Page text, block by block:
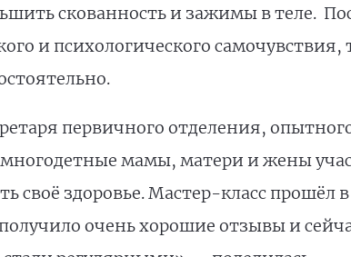
скованность и зажимы в теле.
и психологического самочувствия,
первичного отделения,
мамы, матери и жены
своё здоровье. Мастер-класс прошёл
очень хорошие отзывы и